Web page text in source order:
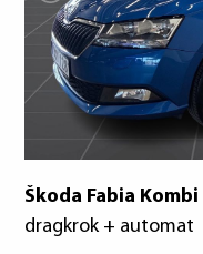
Škoda Fabia Kombi
dragkrok + automat